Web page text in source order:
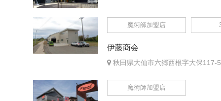
魔術師加盟店
伊藤商会
秋田県大仙市六郷西根字大保117‐5
魔術師加盟店